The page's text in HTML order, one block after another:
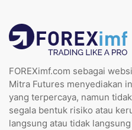
FOREXimf.com sebagai
Mitra Futures menyediakan
yang terpercaya, namun
segala bentuk risiko atau
langsung atau tidak